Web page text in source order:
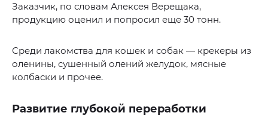
Заказчик, по словам Алексея Верещака,
продукцию оценил и попросил еще 30 тонн.
Среди лакомства для кошек и собак — крекеры из
оленины, сушенный олений желудок, мясные
колбаски и прочее.
Развитие глубокой переработки